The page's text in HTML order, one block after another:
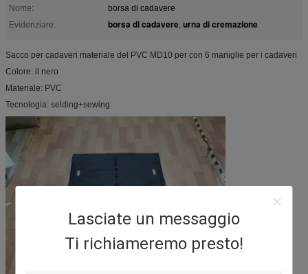
Lasciate un messaggio
Ti richiameremo presto!
Nome:
borsa di cadavere
Evidenziare:
borsa di cadavere, urna di cremazione
Sacco per cadaveri materiale del PVC MD10 per con 6 maniglie per i cadaveri
Colore: il nero
Materiale: PVC
Tecnologia: selding+sewing